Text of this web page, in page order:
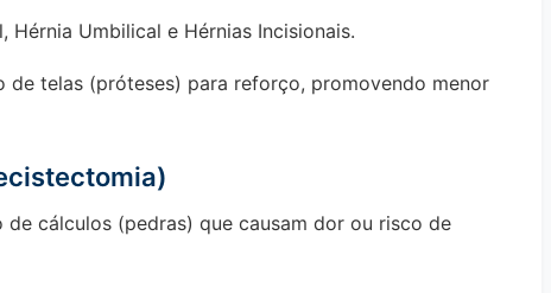
Hérnia Umbilical e Hérnias Incisionais.
telas (próteses) para reforço, promovendo menor
cálculos (pedras) que causam dor ou risco de